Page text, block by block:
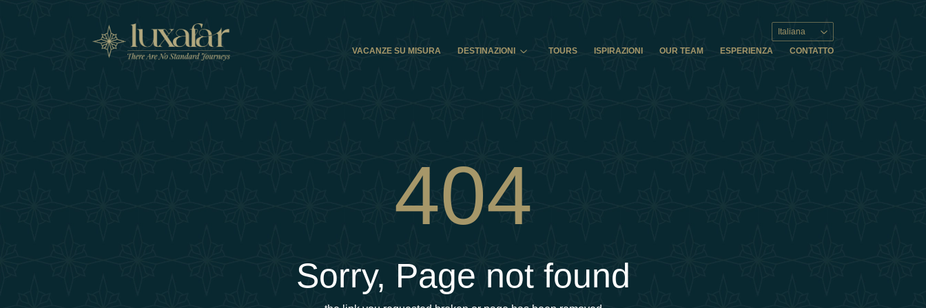
Italiana
VACANZE SU MISURA
DESTINAZIONI TOURS ISPIRAZIONI OUR TEAM ESPERIENZA CONTATTO
404
Sorry, Page not found